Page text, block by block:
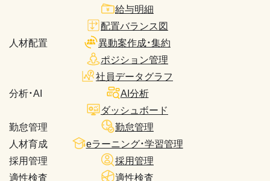
給与明細
人材配置
配置バランス図
異動案作成・集約
ポジション管理
分析・AI
社員データグラフ
AI分析
ダッシュボード
勤怠管理
勤怠管理
人材育成
eラーニング・学習管理
採用管理
採用管理
適性検査
適性検査